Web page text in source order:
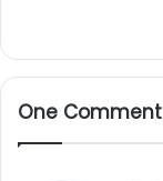
One Comment